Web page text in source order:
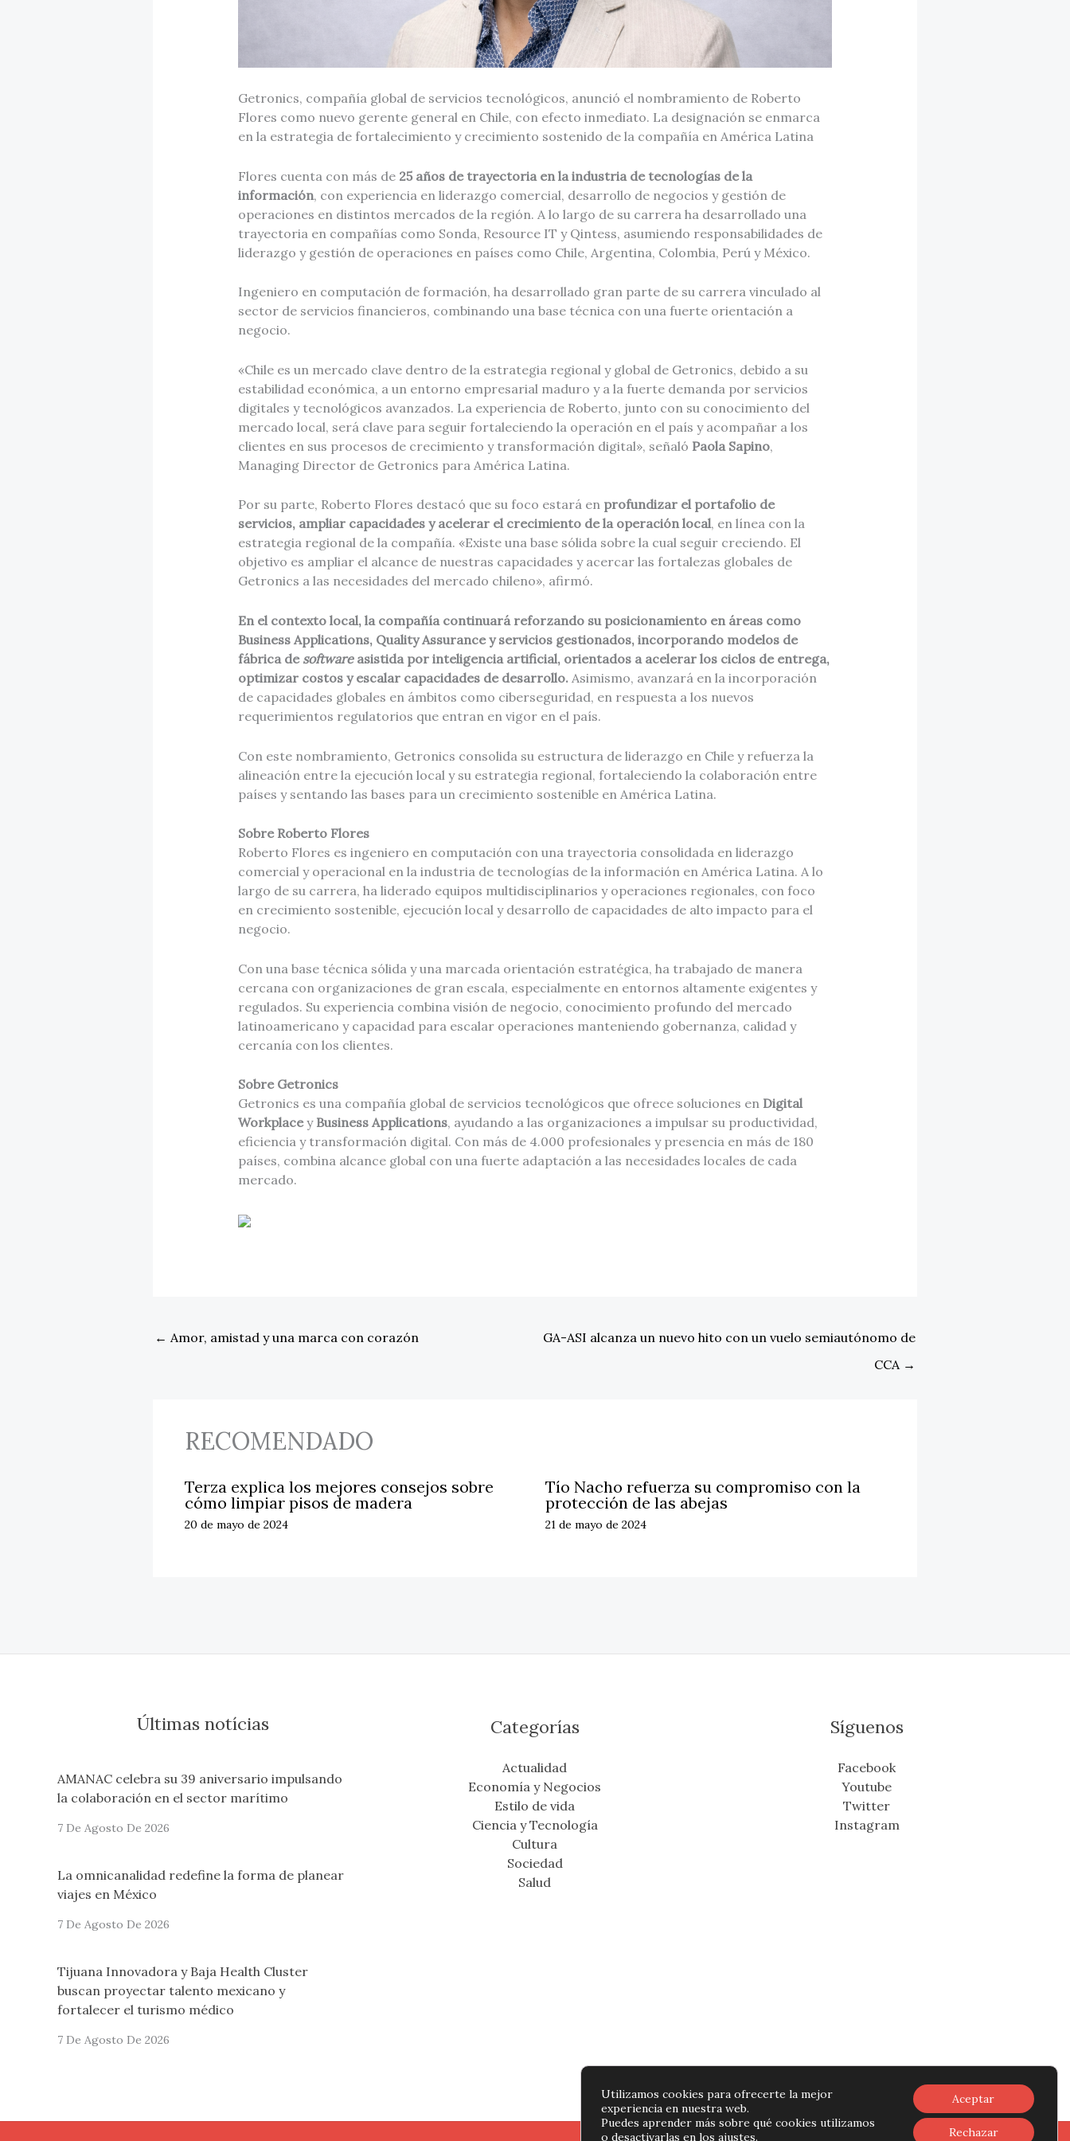
Getronics, compañía global de servicios tecnológicos, anunció el nombramiento de Roberto
Flores como nuevo gerente general en Chile, con efecto inmediato. La designación se enmarca
en la estrategia de fortalecimiento y crecimiento sostenido de la compañía en América Latina
Flores cuenta con más de 25 años de trayectoria en la industria de tecnologías de la
información, con experiencia en liderazgo comercial, desarrollo de negocios y gestión de
operaciones en distintos mercados de la región. A lo largo de su carrera ha desarrollado una
trayectoria en compañías como Sonda, Resource IT y Qintess, asumiendo responsabilidades de
liderazgo y gestión de operaciones en países como Chile, Argentina, Colombia, Perú y México.
Ingeniero en computación de formación, ha desarrollado gran parte de su carrera vinculado al
sector de servicios financieros, combinando una base técnica con una fuerte orientación a
negocio.
«Chile es un mercado clave dentro de la estrategia regional y global de Getronics, debido a su
estabilidad económica, a un entorno empresarial maduro y a la fuerte demanda por servicios
digitales y tecnológicos avanzados. La experiencia de Roberto, junto con su conocimiento del
mercado local, será clave para seguir fortaleciendo la operación en el país y acompañar a los
clientes en sus procesos de crecimiento y transformación digital», señaló Paola Sapino,
Managing Director de Getronics para América Latina.
Por su parte, Roberto Flores destacó que su foco estará en profundizar el portafolio de
servicios, ampliar capacidades y acelerar el crecimiento de la operación local, en línea con la
estrategia regional de la compañía. «Existe una base sólida sobre la cual seguir creciendo. El
objetivo es ampliar el alcance de nuestras capacidades y acercar las fortalezas globales de
Getronics a las necesidades del mercado chileno», afirmó.
En el contexto local, la compañía continuará reforzando su posicionamiento en áreas como
Business Applications, Quality Assurance y servicios gestionados, incorporando modelos de
fábrica desoftwareasistida por inteligencia artificial, orientados a acelerar los ciclos de entrega,
optimizar costos y escalar capacidades de desarrollo.Asimismo, avanzará en la incorporación
de capacidades globales en ámbitos como ciberseguridad, en respuesta a los nuevos
requerimientos regulatorios que entran en vigor en el país.
Con este nombramiento, Getronics consolida su estructura de liderazgo en Chile y refuerza la
alineación entre la ejecución local y su estrategia regional, fortaleciendo la colaboración entre
países y sentando las bases para un crecimiento sostenible en América Latina.
Sobre Roberto Flores
Roberto Flores es ingeniero en computación con una trayectoria consolidada en liderazgo
comercial y operacional en la industria de tecnologías de la información en América Latina. A lo
largo de su carrera, ha liderado equipos multidisciplinarios y operaciones regionales, con foco
en crecimiento sostenible, ejecución local y desarrollo de capacidades de alto impacto para el
negocio.
Con una base técnica sólida y una marcada orientación estratégica, ha trabajado de manera
cercana con organizaciones de gran escala, especialmente en entornos altamente exigentes y
regulados. Su experiencia combina visión de negocio, conocimiento profundo del mercado
latinoamericano y capacidad para escalar operaciones manteniendo gobernanza, calidad y
cercanía con los clientes.
Sobre Getronics
Getronics es una compañía global de servicios tecnológicos que ofrece soluciones en Digital
Workplacey Business Applications, ayudando a las organizaciones a impulsar su productividad,
eficiencia y transformación digital. Con más de 4.000 profesionales y presencia en más de 180
países, combina alcance global con una fuerte adaptación a las necesidades locales de cada
mercado.
← Amor, amistad y una marca con corazón
GA-ASI alcanza un nuevo hito con un vuelo semiautónomo de
CCA →
RECOMENDADO
Terza explica los mejores consejos sobre
cómo limpiar pisos de madera
20 de mayo de 2024
Tío Nacho refuerza su compromiso con la
protección de las abejas
21 de mayo de 2024
Últimas notícias
AMANAC celebra su 39 aniversario impulsando
la colaboración en el sector marítimo
7 De Agosto De 2026
La omnicanalidad redefine la forma de planear
viajes en México
7 De Agosto De 2026
Tijuana Innovadora y Baja Health Cluster
buscan proyectar talento mexicano y
fortalecer el turismo médico
7 De Agosto De 2026
Categorías
Actualidad
Economía y Negocios
Estilo de vida
Ciencia y Tecnología
Cultura
Sociedad
Salud
Síguenos
Facebook
Youtube
Twitter
Instagram
Utilizamos cookies para ofrecerte la mejor
experiencia en nuestra web.
Puedes aprender más sobre qué cookies utilizamos
o desactivarlas en los ajustes.
Aceptar
Rechazar